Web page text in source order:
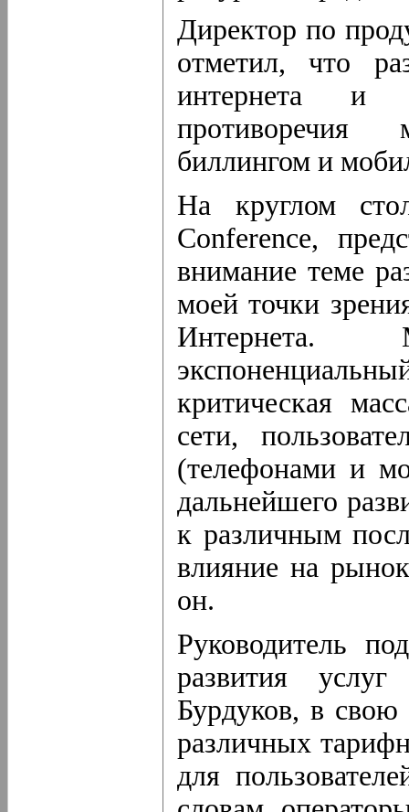
Директор по
отметил, что
интернета и
биллингом и
На круглом
Conference,
внимание теме
моей точки
критическая
сети,
(телефонами и
дальнейшего
к различным
влияние на
он.
Руководитель
развития
Бурдуков, в свою
различных
для